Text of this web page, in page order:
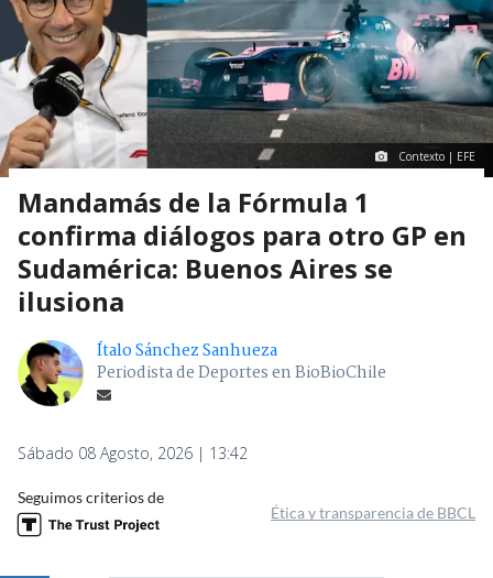
Contexto | EFE
Mandamás de la Fórmula 1
confirma diálogos para otro GP en
Sudamérica: Buenos Aires se
ilusiona
Ítalo Sánchez Sanhueza
Periodista de Deportes en BioBioChile
Sábado 08 Agosto, 2026 | 13:42
Seguimos criterios de
Ética y transparencia de BBCL